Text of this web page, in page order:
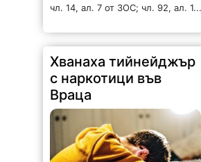
чл. 14, ал. 7 от ЗОС; чл. 92, ал. 1...
Хванаха тийнейджър
с наркотици във
Враца